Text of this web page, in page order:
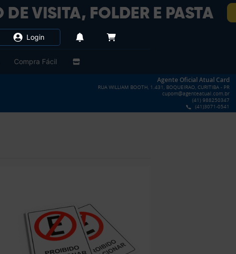
Compra Fácil
Login
Agente Oficial Atual Card
RUA WILLIAM BOOTH, 1.431, BOQUEIRAO, CURITIBA - PR
cupom@agenteatual.com.br
(41) 988250347
(41)3071-0541